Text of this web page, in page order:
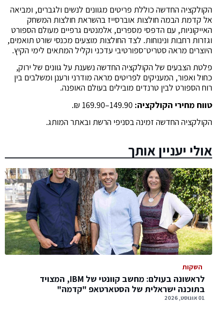
הקולקציה החדשה כוללת פריטים מגוונים לנשים ולגברים, ומביאה
אל קדמת הבמה חולצות אוברסייז בהשראת חולצות המשחק
האייקוניות, עם הדפסי מספרים, אלמנטים גרפיים מעולם הספורט
וגזרות רחבות ונינוחות. לצד החולצות מוצעים מכנסי שורט תואמים,
היוצרים מראה סטריט־ספורטיבי עדכני וקליל המתאים לימי הקיץ.
פלטת הצבעים של הקולקציה החדשה נשענת על גוונים של ירוק,
כחול ואפור, המעניקים לפריטים מראה מודרני ורענן ומשלבים בין
רוח הספורט לבין טרנדים מובילים בעולם האופנה.
טווח מחירי הקולקציה:
הקולקציה החדשה זמינה בסניפי הרשת ובאתר המותג.
אולי יעניין אותך
השקות
לראשונה בעולם: מחשב קוונטי של IBM, המצויד
בתוכנה ישראלית של הסטארטאפ "קדמה"
01 אוגוסט, 2026